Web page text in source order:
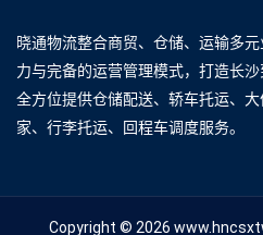
晓通物流整合商贸、仓储、运输多
力与完备的运营管理模式，打造长沙
全方位提供仓储配送、轿车托运、
家、行李托运、回程车调度服务。
Copyright © 2026